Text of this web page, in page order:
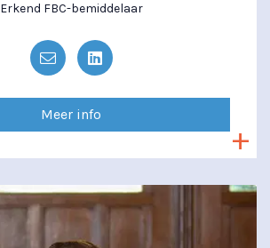
Erkend FBC-bemiddelaar
Meer info